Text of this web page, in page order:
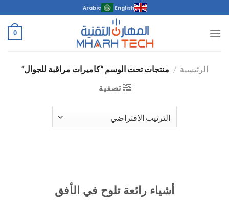
للمحتوى
English
Arabic
0
الرئيسية / منتجات تحت الوسم “كاميرات مراقبة للجوال”
تصفية
أشياء رائعة تلوح في الأفق